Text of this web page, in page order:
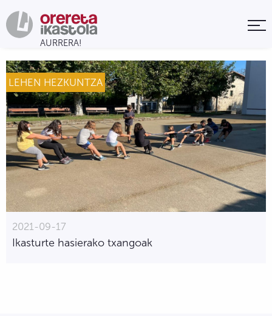
LEHEN HEZKUNTZA
2021-09-17
Ikasturte hasierako txangoak